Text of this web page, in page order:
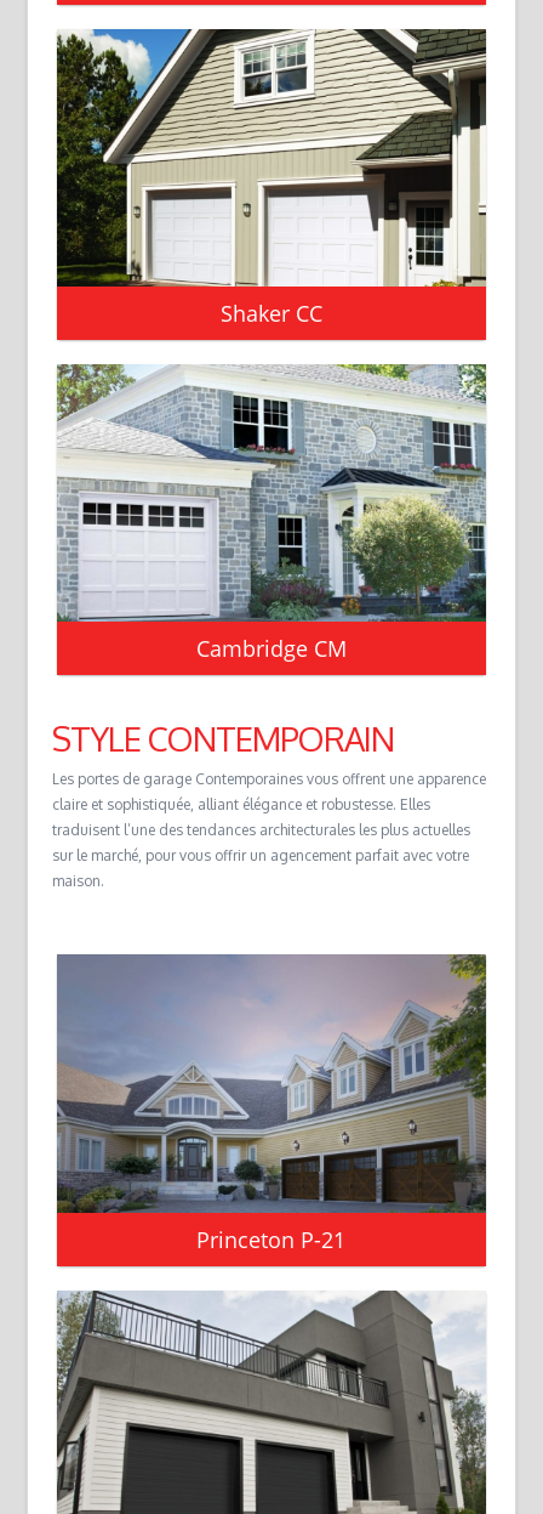
Shaker CC
Cambridge CM
STYLE CONTEMPORAIN
Les portes de garage Contemporaines vous offrent une apparence
claire et sophistiquée, alliant élégance et robustesse. Elles
traduisent l’une des tendances architecturales les plus actuelles
sur le marché, pour vous offrir un agencement parfait avec votre
maison.
Princeton P-21